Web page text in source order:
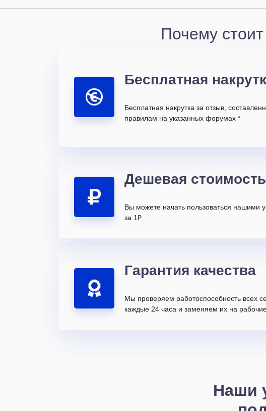
Почему
Бесплатная
Бесплатная накрутка за отзыв,
правилам на указанных форумах *
Дешевая стоимость
Вы можете начать пользоваться нашими
за 1₽
Гарантия качества
Мы проверяем работоспособность всех
каждые 24 часа и заменяем их на
Наши